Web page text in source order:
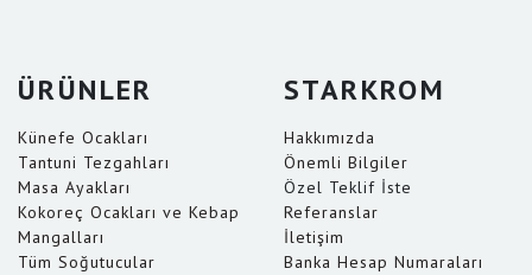
ÜRÜNLER
Künefe Ocakları
Tantuni Tezgahları
Masa Ayakları
Kokoreç Ocakları ve Kebap
Mangalları
Tüm Soğutucular
STARKROM
Hakkımızda
Önemli Bilgiler
Özel Teklif İste
Referanslar
İletişim
Banka Hesap Numaraları